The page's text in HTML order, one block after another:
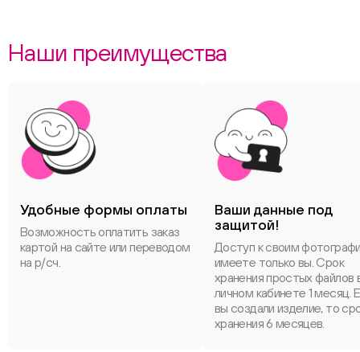
Наши преимущества
Удобные формы оплаты
Возможность оплатить заказ
картой на сайте или переводом
на р/сч.
Ваши данные под
защитой!
Доступ к своим
имеете только вы. Срок
хранения простых файлов
личном кабинете 1 месяц.
вы создали изделие, то
хранения 6 месяцев.